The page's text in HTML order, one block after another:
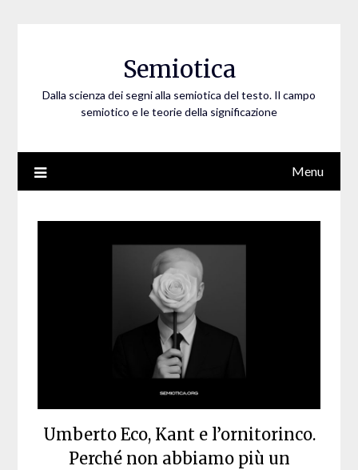
Semiotica
Dalla scienza dei segni alla semiotica del testo. Il campo
semiotico e le teorie della significazione
Menu
Umberto Eco, Kant e l’ornitorinco.
Perché non abbiamo più un